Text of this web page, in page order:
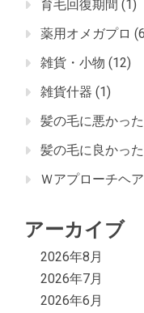
育毛回復期間 (1)
薬用オメガプロ
雑貨・小物 (12)
雑貨什器 (1)
髪の毛に悪かっ
髪の毛に良かっ
Ｗアプローチヘ
アーカイブ
2026年8月
2026年7月
2026年6月